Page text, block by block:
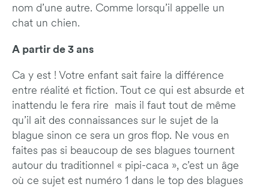
nom d’une autre. Comme lorsqu’il appelle un
chat un chien.
A partir de 3 ans
Ca y est ! Votre enfant sait faire la différence
entre réalité et fiction. Tout ce qui est absurde et
inattendu le fera rire mais il faut tout de même
qu’il ait des connaissances sur le sujet de la
blague sinon ce sera un gros flop. Ne vous en
faites pas si beaucoup de ses blagues tournent
autour du traditionnel « pipi-caca », c’est un âge
où ce sujet est numéro 1 dans le top des blagues